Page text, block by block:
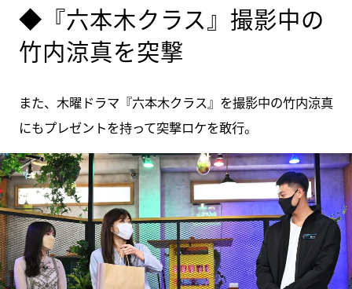
◆『六本木クラス』撮影中の
竹内涼真を突撃
また、木曜ドラマ『六本木クラス』を撮影中の竹内涼真
にもプレゼントを持って突撃ロケを敢行。